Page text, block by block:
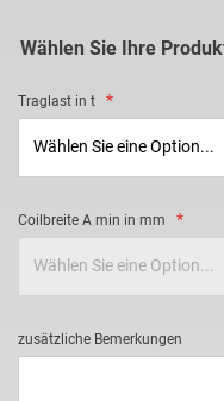
Wählen Sie Ihre
Traglast in t
Coilbreite A min in mm
zusätzliche Bemerkungen